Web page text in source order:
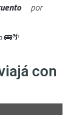
por
🚌🌴
con